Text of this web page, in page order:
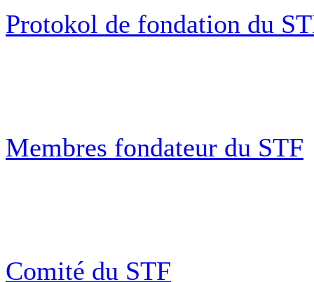
Protokol de fondation du
Membres fondateur du STF
Comité du STF